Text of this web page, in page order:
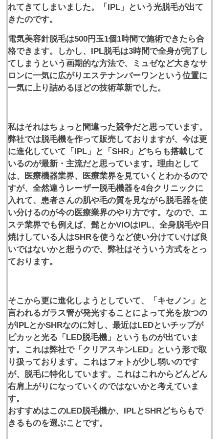
れてきてしまいました。「IPL」という光脱毛が出て
きたのです。
電気美容針脱毛は500円玉1個1時間で施術できたら合
格できます。しかし、IPL脱毛は3時間で全身が完了し
てしまうという画期的な方法で、ミュゼなど大きなサ
ロンに一気に広がりエステナンバーワンという位置に
一気に上り詰めるほどの技術革新でした。
私はそれはちょっと間違った競争だと思っています。
弊社では脱毛機を作って販売しておりますが、今は更
に進化していて「IPL」と「SHR」どちらも搭載して
いるのが最新・主流だと思っています。理由として
は、医療機器業界、医療業界を見ていくとわかるので
すが、全然違うレーザー脱毛機器を4台クリニックに
入れて、患者さんの肌や毛の質を見ながら脱毛器を使
い分けるのが今の医療業界のやり方です。なので、エ
ステ業界でも例えば、髭とかVIOはIPL、全身脱毛や日
焼けしている人はSHRを使うなど使い分けていけば良
いではないかと想うので、弊社はそういう方式をとっ
ております。
そこから更に進化しようとしていて、「キセノン」と
言われるガラス管が発光することによって光を放つの
がIPLとかSHRなのに対し、最近はLEDといチップが
ピカッと光る「LED脱毛機」というものが出ていま
す。これは弊社で「クリアスキンLED」という形で取
り扱っております。これはフォトが少し弱いのです
が、脱毛に特化しています。これはこれからどんどん
右肩上がりになっていくのではないかと考えていま
す。
おすすめはこのLED脱毛機か、IPLとSHRどちらもで
きるものを選ぶことです。